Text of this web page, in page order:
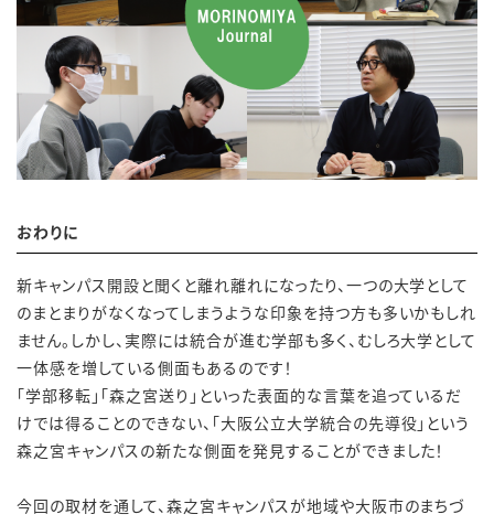
おわりに
新キャンパス開設と聞くと離れ離れになったり、一つの大学として
のまとまりがなくなってしまうような印象を持つ方も多いかもしれ
ません。しかし、実際には統合が進む学部も多く、むしろ大学として
一体感を増している側面もあるのです！
「学部移転」「森之宮送り」といった表面的な言葉を追っているだ
けでは得ることのできない、「大阪公立大学統合の先導役」という
森之宮キャンパスの新たな側面を発見することができました！
今回の取材を通して、森之宮キャンパスが地域や大阪市のまちづ